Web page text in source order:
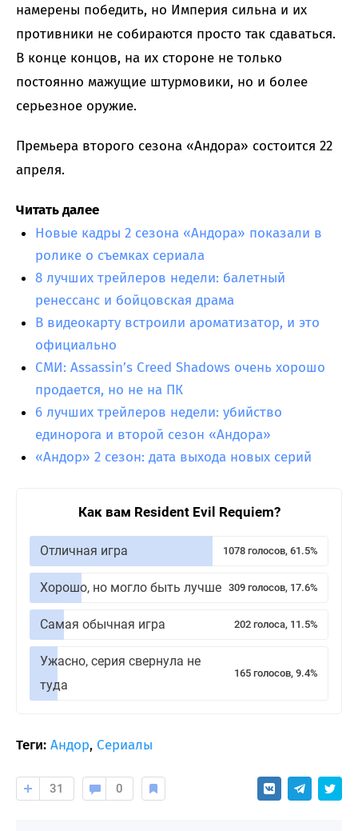
намерены победить, но Империя сильна и их
противники не собираются просто так сдаваться.
В конце концов, на их стороне не только
постоянно мажущие штурмовики, но и более
серьезное оружие.
Премьера второго сезона «Андора» состоится 22
апреля.
Читать далее
Новые кадры 2 сезона «Андора» показали в
ролике о съемках сериала
8 лучших трейлеров недели: балетный
ренессанс и бойцовская драма
В видеокарту встроили ароматизатор, и это
официально
СМИ: Assassin’s Creed Shadows очень хорошо
продается, но не на ПК
6 лучших трейлеров недели: убийство
единорога и второй сезон «Андора»
«Андор» 2 сезон: дата выхода новых серий
Как вам Resident Evil Requiem?
Отличная игра 1078 голосов, 61.5%
Хорошо, но могло быть лучше 309 голосов, 17.6%
Самая обычная игра 202 голоса, 11.5%
Ужасно, серия свернула не
туда
165 голосов, 9.4%
Теги: Андор, Сериалы
31 0